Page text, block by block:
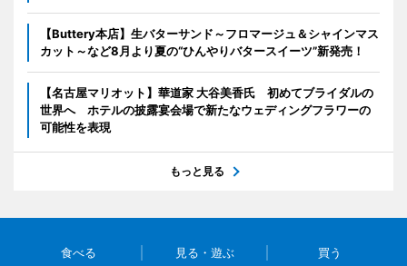
【Buttery本店】生バターサンド～フロマージュ＆シャインマス
カット～など8月より夏の“ひんやりバタースイーツ”新発売！
【名古屋マリオット】華道家 大谷美香氏 初めてブライダルの
世界へ ホテルの披露宴会場で新たなウェディングフラワーの
可能性を表現
もっと見る
食べる 見る・遊ぶ 買う